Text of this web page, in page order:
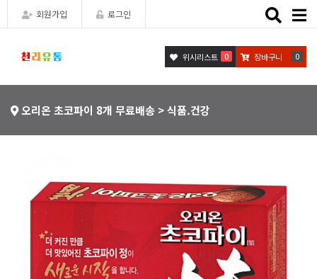
회원가입 로그인
Toggle
위시리스트 0 장바구니 0
오리온 초코파이 8개 무료배송 > 식품.건강